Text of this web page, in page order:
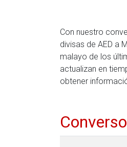
Con nuestro
divisas de AED a
malayo de los
actualizan en
obtener